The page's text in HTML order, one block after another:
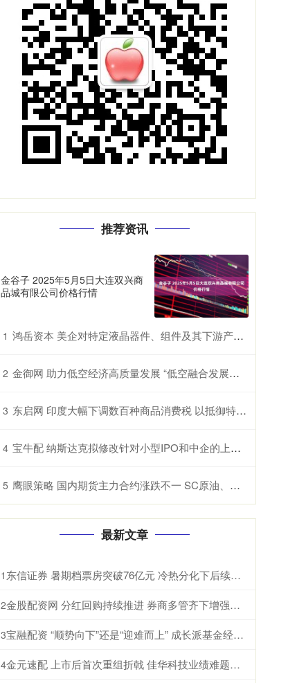
推荐资讯
金谷子 2025年5月5日大连双兴商
品城有限公司价格行情
1 鸿岳资本 美企对特定液晶器件、组件及其下游产品提起337调查申请，多家中企为列名被告
2 金御网 助力低空经济高质量发展 “低空融合发展创新实验室”在鄂揭牌
3 东启网 印度大幅下调数百种商品消费税 以抵御特朗普关税冲击
4 宝牛配 纳斯达克拟修改针对小型IPO和中企的上市规则
5 鹰眼策略 国内期货主力合约涨跌不一 SC原油、纸浆、淀粉、原木、棉花涨超1%
最新文章
1 东信证券 暑期档票房突破76亿元 冷热分化下后续增长可期
2 金股配资网 分红回购持续推进 券商多管齐下增强投资者信心
3 宝融配资 “顺势向下”还是“迎难而上” 成长派基金经理现分歧
4 金元速配 上市后首次重组折戟 佳华科技业绩难题待解